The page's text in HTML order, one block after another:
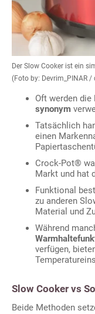
Der Slow Cooker ist ein
(Foto by: Devrim_PINAR
Oft werden die
synonym
Tatsächlich
einen
Crock-Pot®
Markt und hat
Funktional
zu anderen
Material und
Während
verfügen,
Slow Cooker vs
Beide Methoden